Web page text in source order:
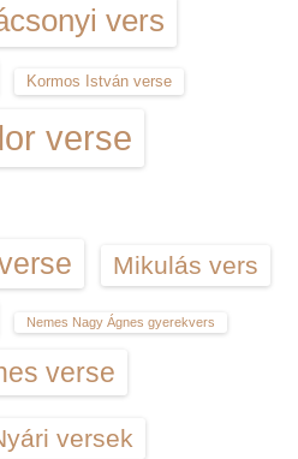
vers
Kormos István verse
verse
Mikulás vers
Nemes Nagy Ágnes gyerekvers
verse
versek